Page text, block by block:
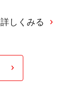
詳しくみる